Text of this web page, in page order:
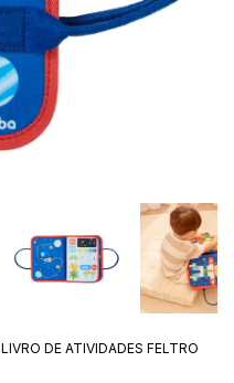
LIVRO DE ATIVIDADES FELTRO